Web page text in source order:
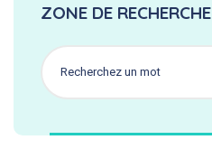
ZONE DE RECHERCHE